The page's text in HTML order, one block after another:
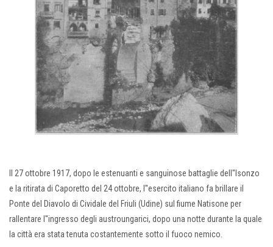
Il 27 ottobre 1917, dopo le estenuanti e sanguinose battaglie dell''Isonzo
e la ritirata di Caporetto del 24 ottobre, l''esercito italiano fa brillare il
Ponte del Diavolo di Cividale del Friuli (Udine) sul fiume Natisone per
rallentare l''ingresso degli austroungarici, dopo una notte durante la quale
la città era stata tenuta costantemente sotto il fuoco nemico.